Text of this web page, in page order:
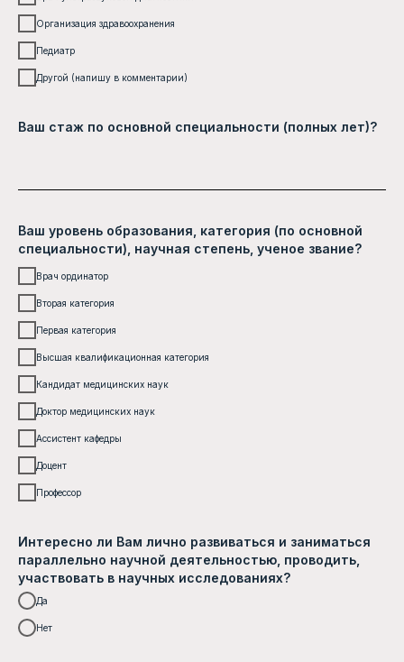
Организация здравоохранения
Педиатр
Другой (напишу в комментарии)
Ваш стаж по основной специальности (полных лет)?
Ваш уровень образования, категория (по основной
специальности), научная степень, ученое звание?
Врач ординатор
Вторая категория
Первая категория
Высшая квалификационная категория
Кандидат медицинских наук
Доктор медицинских наук
Ассистент кафедры
Доцент
Профессор
Интересно ли Вам лично развиваться и заниматься
параллельно научной деятельностью, проводить,
участвовать в научных исследованиях?
Да
Нет